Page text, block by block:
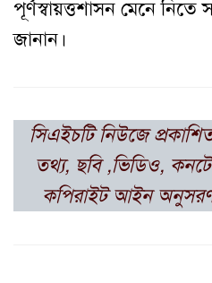
পূর্ণস্বায়ত্তশাসন মেনে নিতে
জানান।
সিএইচটি নিউজে
তথ্য, ছবি ,ভিডিও,
কপিরাইট আইন